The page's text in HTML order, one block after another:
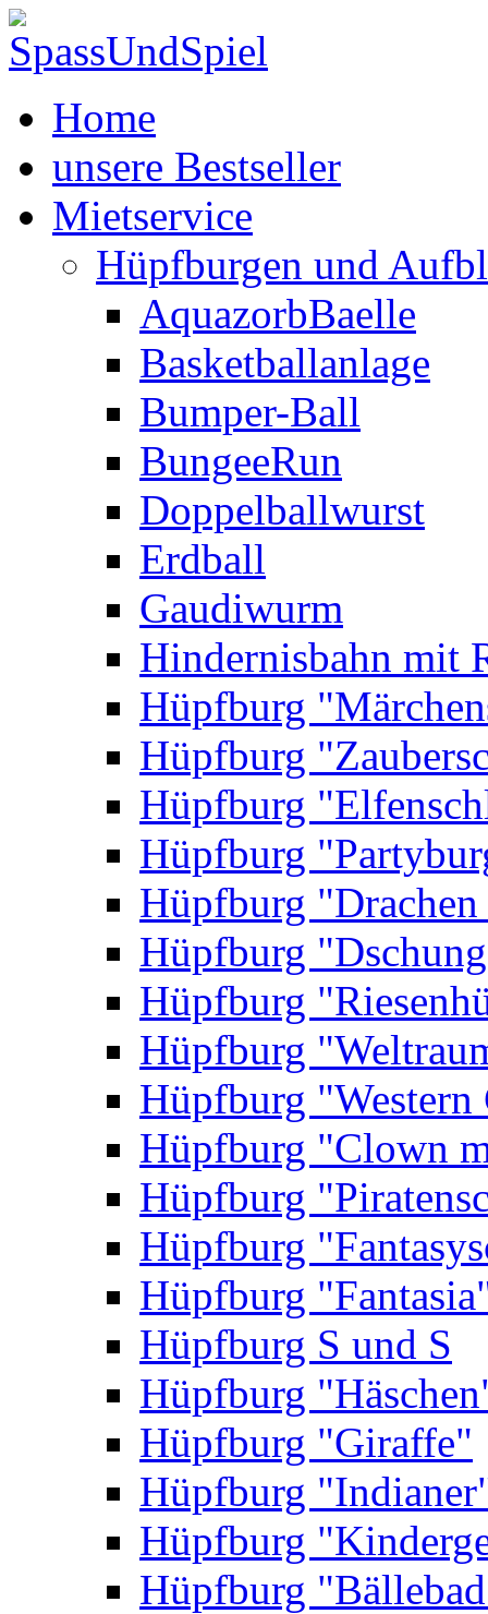
Home
unsere Bestseller
Mietservice
Hüpfburgen und
AquazorbBaelle
Basketballanlage
Bumper-Ball
BungeeRun
Doppelballwurst
Erdball
Gaudiwurm
Hindernisbahn mit
Hüpfburg
Hüpfburg
Hüpfburg
Hüpfburg
Hüpfburg
Hüpfburg
Hüpfburg
Hüpfburg
Hüpfburg
Hüpfburg "Clown
Hüpfburg
Hüpfburg
Hüpfburg
Hüpfburg S und S
Hüpfburg
Hüpfburg "Giraffe"
Hüpfburg
Hüpfburg
Hüpfburg